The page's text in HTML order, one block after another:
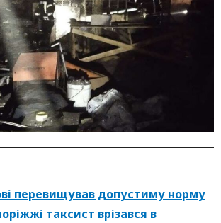
перевищував допустиму норму
таксист врізався в